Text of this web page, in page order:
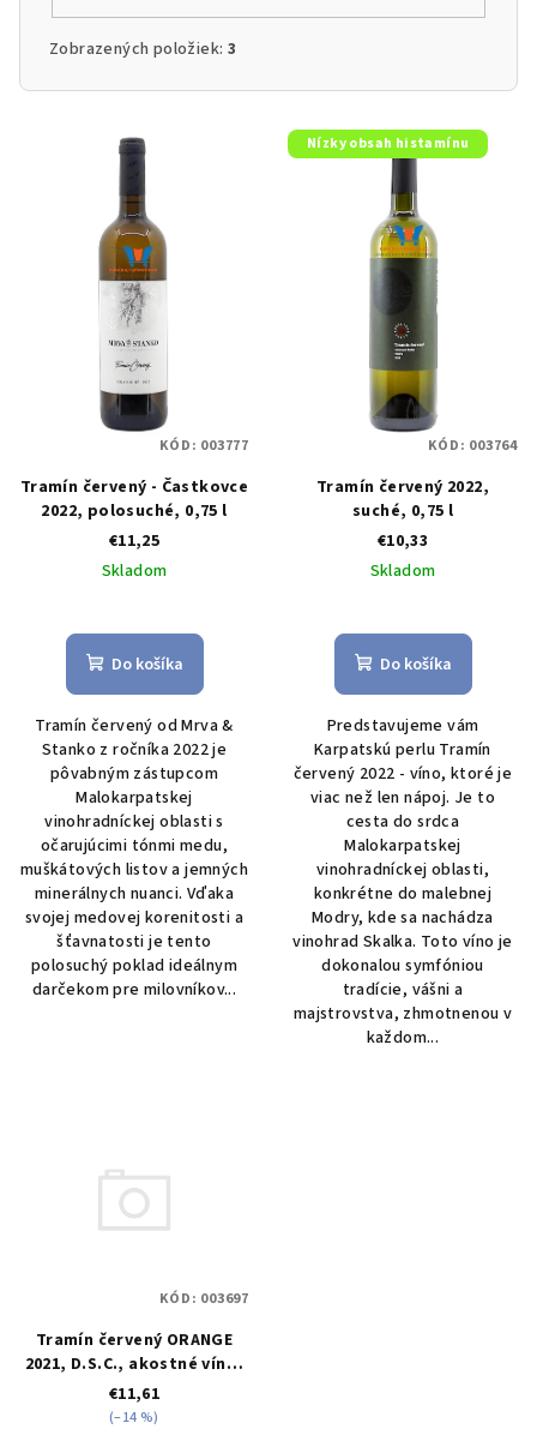
Zobrazených položiek: 3
Tramín červený - Častkovce
2022, polosuché, 0,75 l
€11,25
Skladom
Do košíka
Tramín červený od Mrva &
Stanko z ročníka 2022 je
pôvabným zástupcom
Malokarpatskej
vinohradníckej oblasti s
očarujúcimi tónmi medu,
muškátových listov a jemných
minerálnych nuanci. Vďaka
svojej medovej korenitosti a
šťavnatosti je tento
polosuchý poklad ideálnym
darčekom pre milovníkov...
KÓD: 003777
Nízky obsah histamínu
Tramín červený 2022,
suché, 0,75 l
€10,33
Skladom
Do košíka
Predstavujeme vám
Karpatskú perlu Tramín
červený 2022 - víno, ktoré je
viac než len nápoj. Je to
cesta do srdca
Malokarpatskej
vinohradníckej oblasti,
konkrétne do malebnej
Modry, kde sa nachádza
vinohrad Skalka. Toto víno je
dokonalou symfóniou
tradície, vášni a
majstrovstva, zhmotnenou v
každom...
KÓD: 003764
Tramín červený ORANGE
2021, D.S.C., akostné víno,
suché, 0,75 l
€11,61
(–14 %)
KÓD: 003697